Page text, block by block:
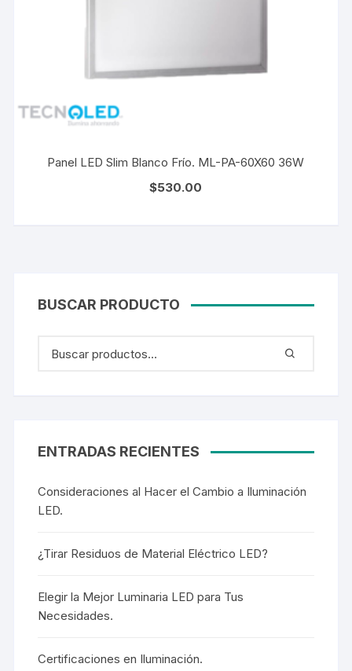
Panel LED Slim Blanco Frío. ML-PA-60X60 36W
$530.00
BUSCAR PRODUCTO
ENTRADAS RECIENTES
Consideraciones al Hacer el Cambio a Iluminación
LED.
¿Tirar Residuos de Material Eléctrico LED?
Elegir la Mejor Luminaria LED para Tus
Necesidades.
Certificaciones en Iluminación.